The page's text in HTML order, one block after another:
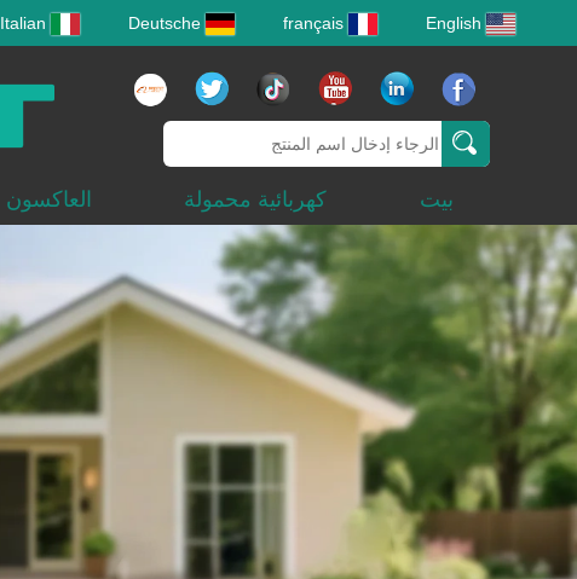
English
français
Deutsche
Italian
بيت كهربائية محمولة العاكسون